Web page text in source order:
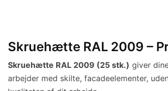
Skruehætte RAL 2009 –
Skruehætte RAL 2009 (25 stk.) giver
arbejder med skilte, facadeelementer,